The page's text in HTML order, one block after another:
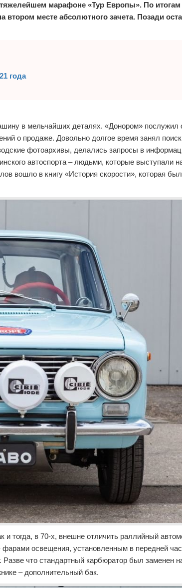
марафоне «Тур Европы». По итогам
месте абсолютного зачета. Позади
года
в мельчайших деталях. «Донором» послужил
о продаже. Довольно долгое время занял поиск
фотоархивы, делались запросы в
автоспорта – людьми, которые выступали
вошло в книгу «История скорости», которая
и тогда, в 70-х, внешне отличить раллийный
освещения, установленным в передней
Разве что стандартный карбюратор был заменен
– дополнительный бак.